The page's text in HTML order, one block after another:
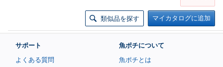
類似品を探す マイカタログに追加
サポート
よくある質問
魚ポチについて
魚ポチとは